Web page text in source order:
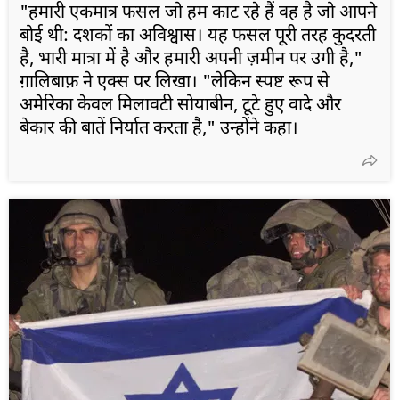
"हमारी एकमात्र फसल जो हम काट रहे हैं वह है जो आपने
बोई थी: दशकों का अविश्वास। यह फसल पूरी तरह कुदरती
है, भारी मात्रा में है और हमारी अपनी ज़मीन पर उगी है,"
ग़ालिबाफ़ ने एक्स पर लिखा। "लेकिन स्पष्ट रूप से
अमेरिका केवल मिलावटी सोयाबीन, टूटे हुए वादे और
बेकार की बातें निर्यात करता है," उन्होंने कहा।